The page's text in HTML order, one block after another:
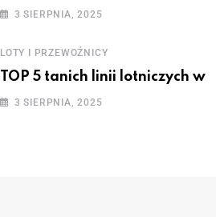
3 SIERPNIA, 2025
LOTY I PRZEWOŹNICY
TOP 5 tanich linii lotniczych w
3 SIERPNIA, 2025